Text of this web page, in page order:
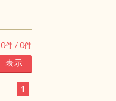
0件 /0件
1